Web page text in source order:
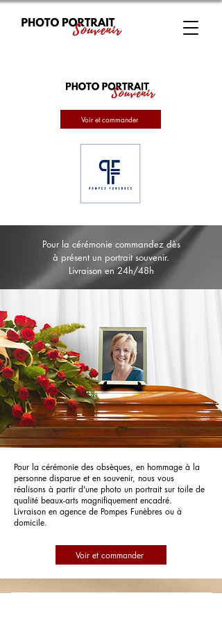
Voir et commander
Pour la cérémonie commandez dès
à présent un portrait souvenir.
Livraison en 24h/48h
Pour la cérémonie des obsèques, en hommage à la
personne disparue et en souvenir, nous vous
réalisons à partir d'une photo un portrait sur toile de
qualité beaux-arts magnifiquement encadré.
Livraison en agence de Pompes Funèbres ou à
domicile.
Voir et commander